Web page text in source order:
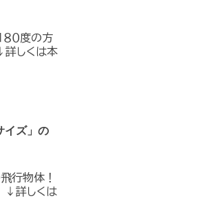
０度の方
詳しくは本
イズ」の
行物体！
↓詳しくは